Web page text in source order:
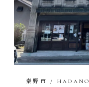
秦野市 / HADANO